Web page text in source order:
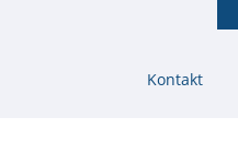
©
Kontakt